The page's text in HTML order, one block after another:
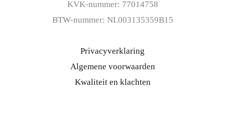
KVK-nummer: 77014758
BTW-nummer: NL003135359B15
Privacyverklaring
Algemene voorwaarden
Kwaliteit en klachten